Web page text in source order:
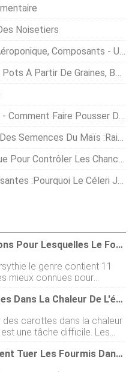
Noisetiers
Composants - Un Guide Complet
Graines, Boutures - Un Guide Complet
Faire Pousser Des Cerises Rainier
De La Pourriture Des Graines De Maïs Sucré
Les Chancres Des Agrumes
:pourquoi Le Céleri Jaunit-Il
7 Raisons Pour Lesquelles Le Forsythia Peut Ne Pas Fleurir
mieux connues pour
un affichage spectaculaire
jaune vif au début du
ne se sont pas encore
de leur dormance
des
sur la façon de cultiver
Carottes Dans La Chaleur De L'été - Comment Faire Pousser Des Carottes Dans Le Sud
des carottes dans la chaleur
une tâche difficile. Les
sont une culture de saison
nécessite généralementComment Tuer Les Fourmis Dans Le Potager (7 Façons Efficaces)